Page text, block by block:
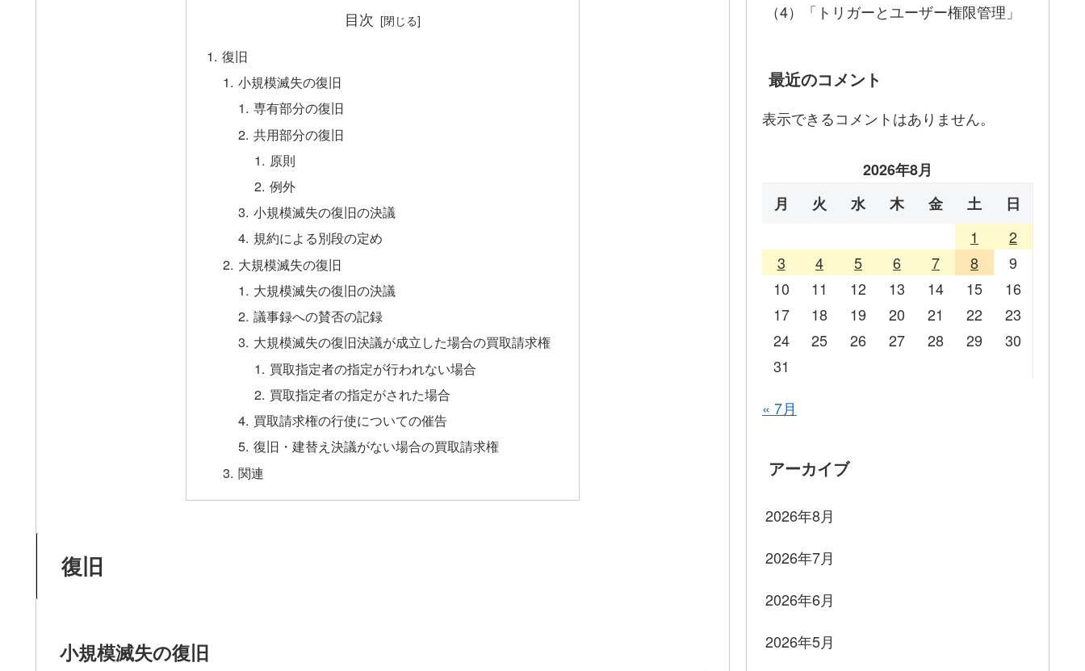
目次
復旧
小規模滅失の復旧
専有部分の復旧
共用部分の復旧
原則
例外
小規模滅失の復旧の決議
規約による別段の定め
大規模滅失の復旧
大規模滅失の復旧の決議
議事録への賛否の記録
大規模滅失の復旧決議が成立した場合の買取請求権
買取指定者の指定が行われない場合
買取指定者の指定がされた場合
買取請求権の行使についての催告
復旧・建替え決議がない場合の買取請求権
関連
復旧
小規模滅失の復旧
（4）「トリガーとユーザー権限管理」
最近のコメント
表示できるコメントはありません。
2026年8月
月
火 水 木 金 土
日
1
2
3
4 5 6 7 8
9
10
11 12 13 14 15
16
17
18 19 20 21 22
23
24
25 26 27 28 29
30
31
« 7月
アーカイブ
2026年8月
2026年7月
2026年6月
2026年5月